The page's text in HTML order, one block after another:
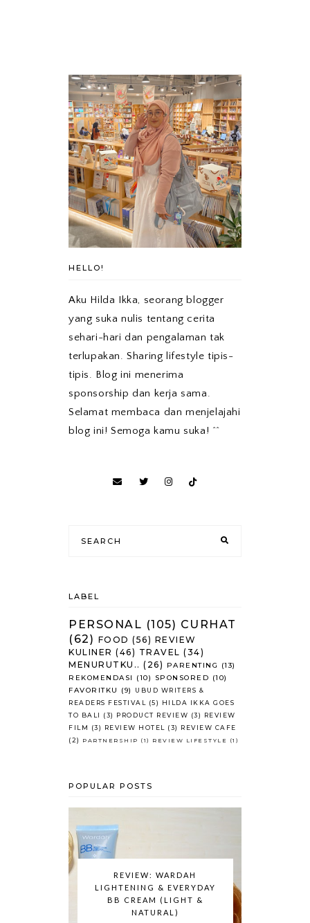
HELLO!
Aku Hilda Ikka, seorang blogger
yang suka nulis tentang cerita
sehari-hari dan pengalaman tak
terlupakan. Sharing lifestyle tipis-
tipis. Blog ini menerima
sponsorship dan kerja sama.
Selamat membaca dan menjelajahi
blog ini! Semoga kamu suka! ^^
LABEL
PERSONAL (105) CURHAT
(62) FOOD (56) REVIEW
KULINER (46) TRAVEL (34)
MENURUTKU.. (26) PARENTING
(13)
REKOMENDASI
(10) SPONSORED (10)
FAVORITKU
(9)
UBUD WRITERS &
READERS FESTIVAL (5)
HILDA IKKA GOES
TO BALI
(3) PRODUCT REVIEW (3)
REVIEW
FILM
(3) REVIEW HOTEL (3)
REVIEW CAFE
(2)
PARTNERSHIP (1) REVIEW LIFESTYLE (1)
POPULAR POSTS
REVIEW: WARDAH
LIGHTENING & EVERYDAY
BB CREAM (LIGHT &
NATURAL)